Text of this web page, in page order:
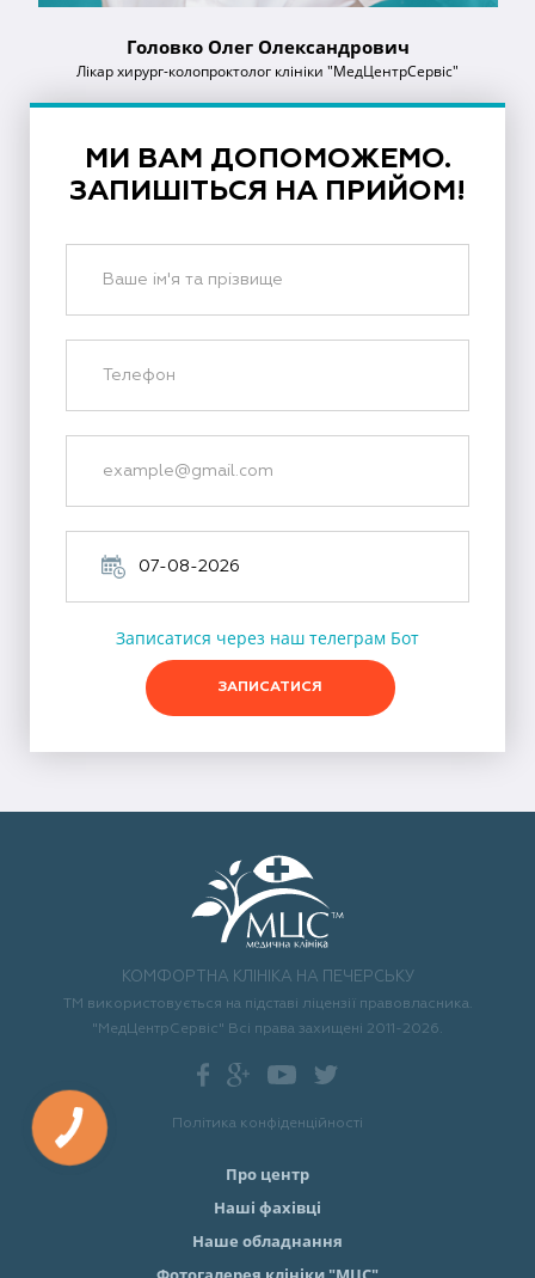
Головко Олег Олександрович
Лікар хирург-колопроктолог клініки "МедЦентрСервіс"
МИ ВАМ ДОПОМОЖЕМО.
ЗАПИШІТЬСЯ НА ПРИЙОМ!
Записатися через наш телеграм Бот
ЗАПИСАТИСЯ
КОМФОРТНА КЛІНІКА НА ПЕЧЕРСЬКУ
ТМ використовується на підставі ліцензії правовласника.
"МедЦентрСервіс" Всі права захищені 2011-2026.
Політика конфіденційності
Про центр
Наші фахівці
Наше обладнання